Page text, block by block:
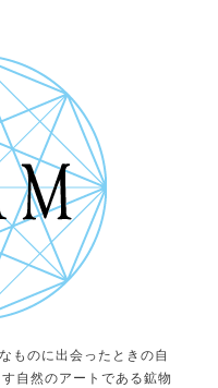
ものに出会ったときの自
自然のアートである鉱物